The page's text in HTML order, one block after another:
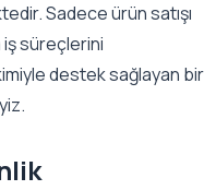
Sadece ürün satışı
iş süreçlerini
destek sağlayan bir